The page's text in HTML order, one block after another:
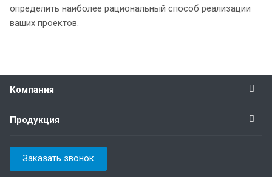
определить наиболее рациональный способ реализации
ваших проектов.
Компания
Продукция
Заказать звонок